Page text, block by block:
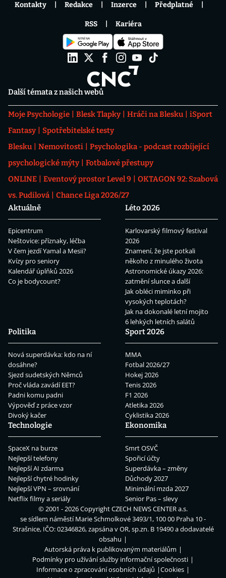
Další témata z našich webů
Moje Psychologie Blesk Tlapky Hráči na Blesku
iSport
Fantasy
Spotřebitelské testy
Blesku
Nemovitosti
Psychologika - podcast rozbíjející
psychologické mýty
Fotbalové přestupy
ONLINE
Eventový prostor Level 9
OKTAGON 92: Szabová
vs. Pudilová
Chance Liga 2026/27
Aktuálně
Epicentrum
Neštovice: příznaky, léčba
V čem jezdí Yamal a Mesii?
Kvízy pro seniory
Kalendář úplňků 2026
Co je bodycount?
Léto 2026
Karlovarský filmový festival
2026
Znamení, že jste potkali
někoho z minulého života
Astronomické úkazy 2026:
zatmění slunce a další
Jak obléci miminko při
vysokých teplotách?
Jak na dokonalé letní mojito
6 lehkých letních salátů
Politika
Nová superdávka: kdo na ní
dosáhne?
Sjezd sudetských Němců
Proč vláda zavádí EET?
Padni komu padni
Výpověď z práce vzor
Divoký kačer
Sport 2026
MMA
Fotbal 2026/27
Hokej 2026
Tenis 2026
F1 2026
Atletika 2026
Cyklistika 2026
Technologie
SpaceX na burze
Nejlepší telefony
Nejlepší AI zdarma
Nejlepší chytré hodinky
Nejlepší VPN – srovnání
Netflix filmy a seriály
Ekonomika
Smrt OSVČ
Spořicí účty
Superdávka – změny
Důchody 2027
Minimální mzda 2027
Senior Pas – slevy
Kontakty Redakce Inzerce Předplatné
RSS Kariéra
© 2001 - 2026 CopyrightCZECH NEWS CENTER a.s.
se sídlem náměstí Marie Schmolkové 3493/1, 100 00 Praha 10 -
Strašnice, IČO: 02346826, zapsána v OR, sp.zn. B 19490 a dodavatelé
obsahu
Autorská práva k publikovaným materiálům
Podmínky pro užívání služby informační společnosti
Informace o zpracování osobních údajů
Cookies